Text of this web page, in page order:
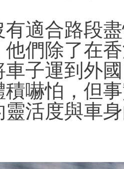
有適合路段
他們除了在
車子運到外
嚇怕，但
活度與車